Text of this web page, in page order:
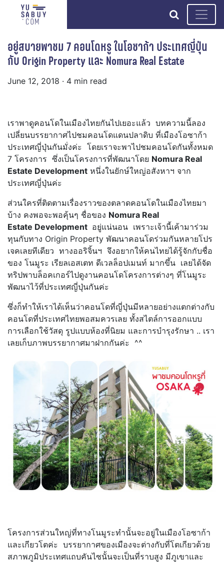
search
อยู่สบายพาชม 7 คอนโดหรู ในโอซาก้า ประเทศญี่ปุ่น
กับ Origin Property และ Nomura Real Estate
June 12, 2018 · 4 min read
เราพาดูคอนโดในเมืองไทยกันไปเยอะแล้ว บทความนี้ลอง
เปลี่ยนบรรยากาศไปชมคอนโดแดนปลาดิบ ที่เมืองโอซาก้า
ประเทศญี่ปุ่นกันมั่งค่ะ โดยเราจะพาไปชมคอนโดกันทั้งหมด
7 โครงการ ซึ่งเป็นโครงการที่พัฒนาโดย Nomura Real
Estate Development หนึ่งในยักษ์ใหญ่อสังหาฯ จาก
ประเทศญี่ปุ่นค่ะ
ส่วนใครที่ติดตามเรื่องราวของตลาดคอนโดในเมืองไทยมา
บ้าง คงพอจะพอคุ้นๆ ชื่อของ Nomura Real
Estate Development อยู่แน่นอน เพราะเจ้านี้เค้ามาร่วม
ทุนกับทาง Origin Property พัฒนาคอนโดร่วมกันหลายโปร
เจคเลยทีเดียว ทางออริจิ้นฯ จึงอยากให้คนไทยได้รู้จักกับชื่อ
ของ โนมูระ เรียลเอสเตท ดีเวลล็อปเมนท์ มากขึ้น เลยได้จัด
ทริปพาบล็อคเกอร์ไปดูงานคอนโดโครงการต่างๆ ที่โนมูระ
พัฒนาไว้ที่ประเทศญี่ปุ่นกันค่ะ
ซึ่งก็ทำให้เราได้เห็นว่าคอนโดที่ญี่ปุ่นมีหลายอย่างแตกต่างกับ
คอนโดที่ประเทศไทยพอสมควรเลย ทั้งสไตล์การออกแบบ
การเลือกใช้วัสดุ รูปแบบห้องที่นิยม และการบำรุงรักษา .. เรา
เลยเก็บภาพบรรยากาศมาฝากกันค่ะ ^^
โครงการส่วนใหญ่ที่ทางโนมูระทำนั้นจะอยู่ในเมืองโอซาก้า
และเกียวโตค่ะ บรรยากาศของเมืองจะต่างกับที่โตเกียวด้วย
สภาพภูมิประเทศแถบคันไซนั้นจะเป็นที่ราบสูง มีภูเขาและ